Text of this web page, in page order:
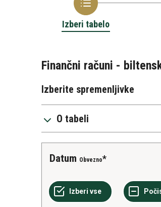
Izberi tabelo
Finančni računi -
Izberite spremenljivke
O tabeli
Datum Obvezno